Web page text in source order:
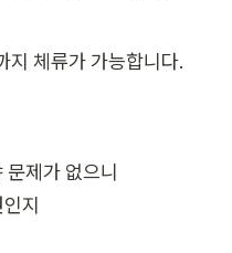
체류가 가능합니다.
제가 없으니
지